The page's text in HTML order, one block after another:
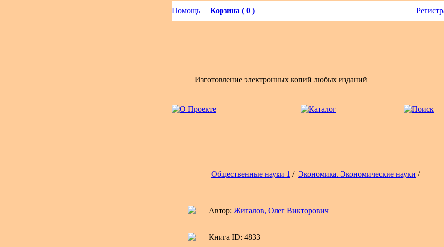
Помощь Корзина ( 0 )
Изготовление электронных копий любых изданий
Общественные науки 1 / Экономика. Экономические науки /
Автор: Жигалов, Олег Викторович
Книга ID: 4833